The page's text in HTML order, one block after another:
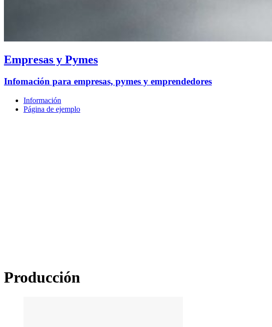
Empresas y Pymes
Infomación para empresas, pymes y emprendedores
Información
Página de ejemplo
Producción